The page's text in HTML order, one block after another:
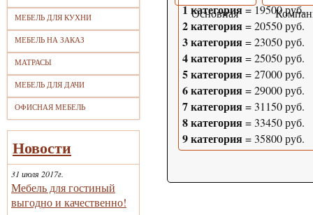
Основная
1 категория=19500руб.
2 категория=20550руб.
3 категория=23050руб.
4 категория=25050руб.
5 категория=27000руб.
6 категория=29000руб.
7 категория= 31150руб.
8 категория= 33450руб.
9 категория= 35800руб.
МЕБЕЛЬ ДЛЯ КУХНИ
МЕБЕЛЬ НА ЗАКАЗ
МАТРАСЫ
МЕБЕЛЬ ДЛЯ ДАЧИ
ОФИСНАЯ МЕБЕЛЬ
Новости
31 июля 2017г.
Мебель для гостиный
выгодно и качественно!